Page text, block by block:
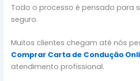
Todo o processo é pensado para
seguro.
Muitos clientes chegam até nós
Comprar Carta de Condução
atendimento profissional.